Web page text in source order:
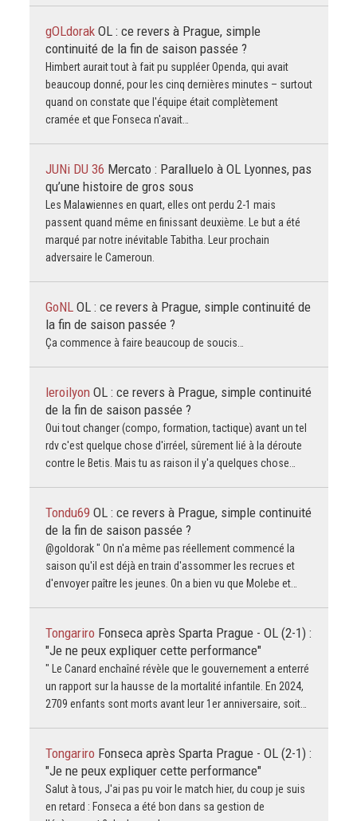
gOLdorak OL : ce revers à Prague, simple
continuité de la fin de saison passée ?
Himbert aurait tout à fait pu suppléer Openda, qui avait
beaucoup donné, pour les cinq dernières minutes – surtout
quand on constate que l'équipe était complètement
cramée et que Fonseca n'avait…
JUNi DU 36 Mercato : Paralluelo à OL Lyonnes, pas
qu’une histoire de gros sous
Les Malawiennes en quart, elles ont perdu 2-1 mais
passent quand même en finissant deuxième. Le but a été
marqué par notre inévitable Tabitha. Leur prochain
adversaire le Cameroun.
GoNL OL : ce revers à Prague, simple continuité de
la fin de saison passée ?
Ça commence à faire beaucoup de soucis…
leroilyon OL : ce revers à Prague, simple continuité
de la fin de saison passée ?
Oui tout changer (compo, formation, tactique) avant un tel
rdv c'est quelque chose d'irréel, sûrement lié à la déroute
contre le Betis. Mais tu as raison il y'a quelques chose…
Tondu69 OL : ce revers à Prague, simple continuité
de la fin de saison passée ?
@goldorak " On n'a même pas réellement commencé la
saison qu'il est déjà en train d'assommer les recrues et
d'envoyer paître les jeunes. On a bien vu que Molebe et…
Tongariro Fonseca après Sparta Prague - OL (2-1) :
"Je ne peux expliquer cette performance"
" Le Canard enchaîné révèle que le gouvernement a enterré
un rapport sur la hausse de la mortalité infantile. En 2024,
2709 enfants sont morts avant leur 1er anniversaire, soit…
Tongariro Fonseca après Sparta Prague - OL (2-1) :
"Je ne peux expliquer cette performance"
Salut à tous, J'ai pas pu voir le match hier, du coup je suis
en retard : Fonseca a été bon dans sa gestion de